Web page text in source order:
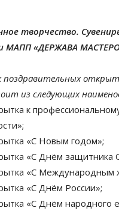
творчество.
МАПП «ДЕРЖАВА
из следующих
к
«С Новым годом»;
«С Днём защитника
«С Международным
«С Днём России»;
«С Днём народного